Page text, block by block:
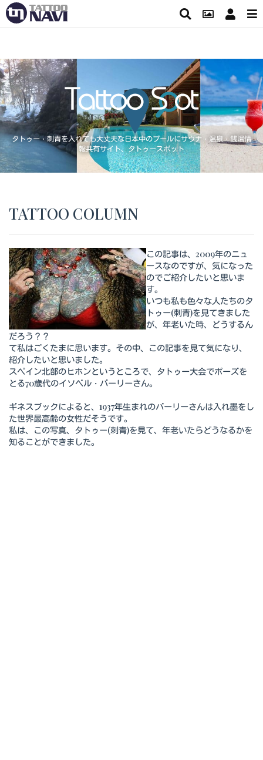
タトゥー・刺青を入れても大丈夫な日本中のプールにサウナ・温泉・銭湯情
報共有サイト、タトゥースポット
TATTOO COLUMN
この記事は、2009年のニュ
ースなのですが、気になった
のでご紹介したいと思いま
す。
いつも私も色々な人たちのタ
トゥー(刺青)を見てきました
が、年老いた時、どうするん
だろう？？
て私はごくたまに思います。その中、この記事を見て気になり、
紹介したいと思いました。
スペイン北部のヒホンというところで、タトゥー大会でポーズを
とる70歳代のイソベル・バーリーさん。
ギネスブックによると、1937年生まれのバーリーさんは入れ墨をし
た世界最高齢の女性だそうです。
私は、この写真、タトゥー(刺青)を見て、年老いたらどうなるかを
知ることができました。